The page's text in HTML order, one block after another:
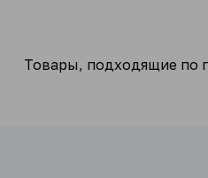
Товары, подходящие по